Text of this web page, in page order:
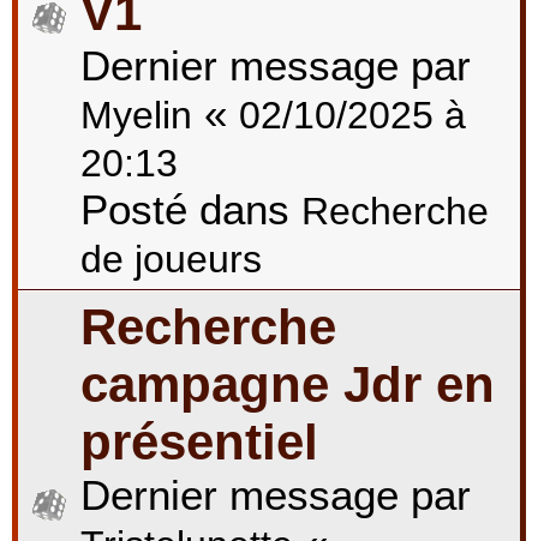
V1
Dernier message par
Myelin « 02/10/2025 à
20:13
Posté dans Recherche
de joueurs
Recherche
campagne Jdr en
présentiel
Dernier message par